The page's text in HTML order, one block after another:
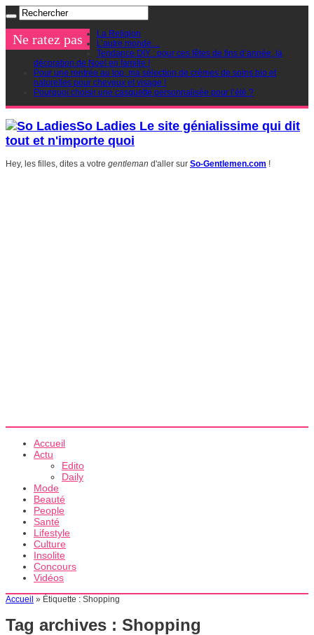
Ne ratez pas
La Religion
L’autre monde…
Tendance DIY : pour ces fêtes de fins d’année, la
décoration de Noel en famille !
Pour une rentrée au top, ma sélection de crèmes de soins bio et
naturelles pour cheveux et visage !
Pourquoi choisir une casquette personnalisée pour l’été ?
So Ladies Le site génialissime qui dit
tout et n'importe quoi
Hey, les filles, dites a votre gentleman d'aller sur So-Gentlemen.com !
Accueil
Actu
Edito
Daily
Mode
Beauté
People
Santé
Lifestyle
Culture
Insolite
Concours
Vidéos
Accueil » Étiquette : Shopping
Tag archives : Shopping